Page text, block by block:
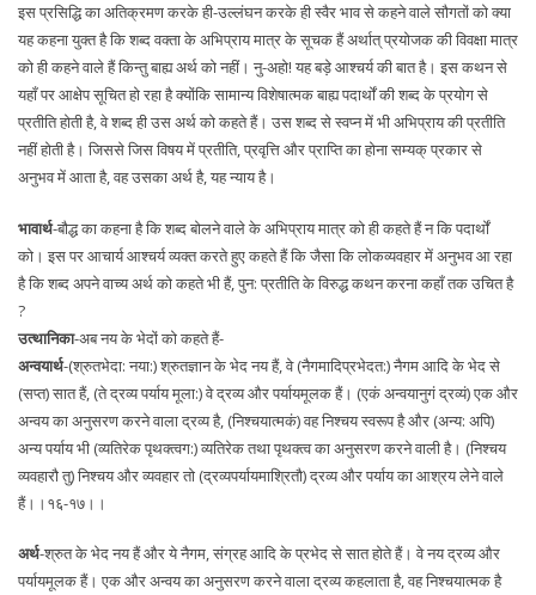
इस प्रसिद्धि का अतिक्रमण करके ही-उल्लंघन करके ही स्वैर भाव से कहने वाले सौगतों को क्या
यह कहना युक्त है कि शब्द वक्ता के अभिप्राय मात्र के सूचक हैं अर्थात् प्रयोजक की विवक्षा मात्र
को ही कहने वाले हैं किन्तु बाह्य अर्थ को नहीं। नु-अहो! यह बड़े आश्चर्य की बात है। इस कथन से
यहाँ पर आक्षेप सूचित हो रहा है क्योंकि सामान्य विशेषात्मक बाह्य पदार्थों की शब्द के प्रयोग से
प्रतीति होती है, वे शब्द ही उस अर्थ को कहते हैं। उस शब्द से स्वप्न में भी अभिप्राय की प्रतीति
नहीं होती है। जिससे जिस विषय में प्रतीति, प्रवृत्ति और प्राप्ति का होना सम्यक् प्रकार से
अनुभव में आता है, वह उसका अर्थ है, यह न्याय है।
भावार्थ-बौद्ध का कहना है कि शब्द बोलने वाले के अभिप्राय मात्र को ही कहते हैं न कि पदार्थों
को। इस पर आचार्य आश्चर्य व्यक्त करते हुए कहते हैं कि जैसा कि लोकव्यवहार में अनुभव आ रहा
है कि शब्द अपने वाच्य अर्थ को कहते भी हैं, पुन: प्रतीति के विरुद्ध कथन करना कहाँ तक उचित है
?
उत्थानिका-अब नय के भेदों को कहते हैं-
अन्वयार्थ-(श्रुतभेदा: नया:) श्रुतज्ञान के भेद नय हैं, वे (नैगमादिप्रभेदत:) नैगम आदि के भेद से
(सप्त) सात हैं, (ते द्रव्य पर्याय मूला:) वे द्रव्य और पर्यायमूलक हैं। (एकं अन्वयानुगं द्रव्यं) एक और
अन्वय का अनुसरण करने वाला द्रव्य है, (निश्चयात्मकं) वह निश्चय स्वरूप है और (अन्य: अपि)
अन्य पर्याय भी (व्यतिरेक पृथक्त्वग:) व्यतिरेक तथा पृथक्त्व का अनुसरण करने वाली है। (निश्चय
व्यवहारौ तु) निश्चय और व्यवहार तो (द्रव्यपर्यायमाश्रितौ) द्रव्य और पर्याय का आश्रय लेने वाले
हैं।।१६-१७।।
अर्थ-श्रुत के भेद नय हैं और ये नैगम, संग्रह आदि के प्रभेद से सात होते हैं। वे नय द्रव्य और
पर्यायमूलक हैं। एक और अन्वय का अनुसरण करने वाला द्रव्य कहलाता है, वह निश्चयात्मक है